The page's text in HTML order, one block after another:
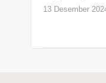
13 Desember